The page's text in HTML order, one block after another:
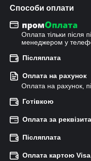
Способи оплати
Оплата тільки після
менеджером у
Післяплата
Оплата на рахунок
Оплата на рахунок,
Готівкою
Оплата за
Післяплата
Оплата картою